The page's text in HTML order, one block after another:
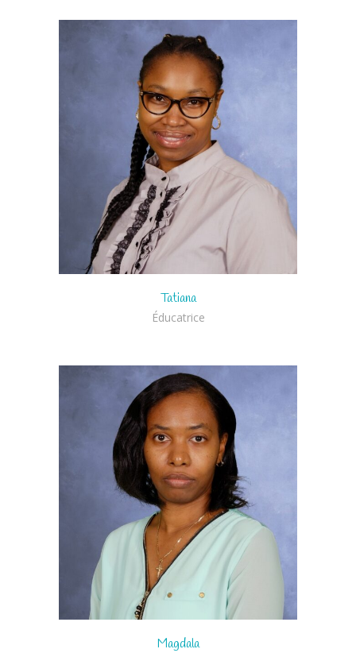
Tatiana
Éducatrice
Magdala